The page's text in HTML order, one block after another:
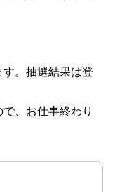
。抽選結果は登
、お仕事終わり